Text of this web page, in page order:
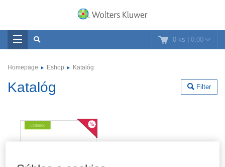
0 ks | 0,00
Homepage Eshop Katalóg
Filter
Katalóg